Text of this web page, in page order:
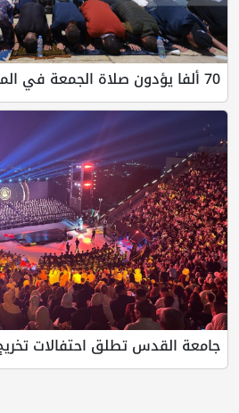
70 ألفا يؤدون صلاة الجمعة في المسجد الأق...
جامعة القدس تطلق احتفالات